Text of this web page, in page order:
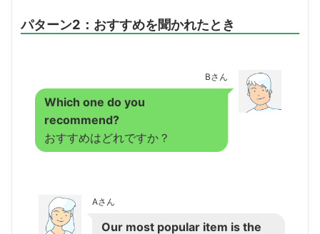
パターン2：おすすめを聞かれたとき
Bさん
Which one do you
recommend?
おすすめはどれですか？
Aさん
Our most popular item is the